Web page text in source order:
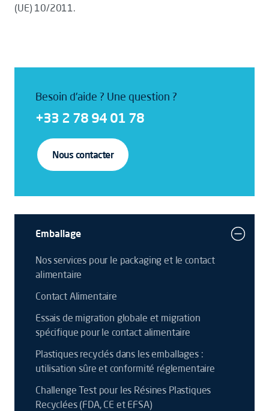
(UE) 10/2011.
Besoin d'aide ? Une question ?
+33 2 78 94 01 78
Nous contacter
Emballage
Nos services pour le packaging et le contact
alimentaire
Contact Alimentaire
Essais de migration globale et migration
spécifique pour le contact alimentaire
Plastiques recyclés dans les emballages :
utilisation sûre et conformité réglementaire
Challenge Test pour les Résines Plastiques
Recyclées (FDA, CE et EFSA)